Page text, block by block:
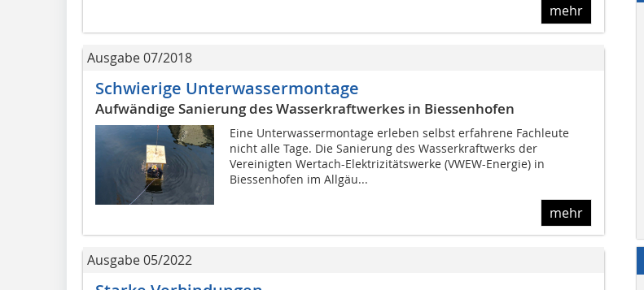
mehr
Ausgabe 07/2018
Schwierige Unterwassermontage
Aufwändige Sanierung des Wasserkraftwerkes in Biessenhofen
Eine Unterwassermontage erleben selbst erfahrene Fachleute
nicht alle Tage. Die Sanierung des Wasserkraftwerks der
Vereinigten Wertach-Elektrizitätswerke (VWEW-Energie) in
Biessenhofen im Allgäu...
mehr
Ausgabe 05/2022